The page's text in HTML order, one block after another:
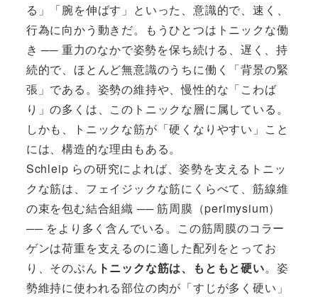
る」「腕を伸ばす」といった、意識的で、速く、
行為に向かう動きだ。もうひとつはトニックな働
き ── 重力のなかで姿勢を保ち続ける、遅く、持
続的で、ほとんど無意識のうちに働く「背景の緊
張」である。姿勢の維持や、慢性的な「こわば
り」の多くは、このトニックな層に属している。
しかも、トニックな筋が「硬くなりやすい」こと
には、構造的な理由もある。
Schleip らの研究によれば、姿勢を支えるトニッ
クな筋は、フェイジックな筋にくらべて、筋線維
の束を包む結合組織 ── 筋周膜（perimysium）
── をより多く含んでいる。この筋周膜のコラー
ゲンは荷重を支えるのに適した配列をとってお
り、そのぶん トニックな筋は、もともと硬い。姿
勢維持に使われる部位の肉が「すじが多く硬い」